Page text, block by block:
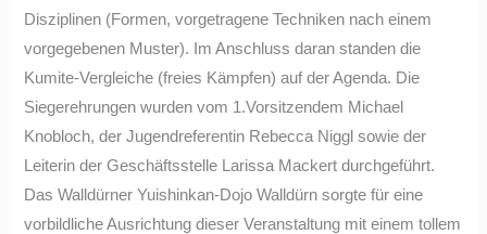
Disziplinen (Formen, vorgetragene Techniken nach einem
vorgegebenen Muster). Im Anschluss daran standen die
Kumite-Vergleiche (freies Kämpfen) auf der Agenda. Die
Siegerehrungen wurden vom 1.Vorsitzendem Michael
Knobloch, der Jugendreferentin Rebecca Niggl sowie der
Leiterin der Geschäftsstelle Larissa Mackert durchgeführt.
Das Walldürner Yuishinkan-Dojo Walldürn sorgte für eine
vorbildliche Ausrichtung dieser Veranstaltung mit einem tollem